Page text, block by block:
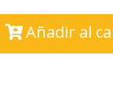
Añadir al